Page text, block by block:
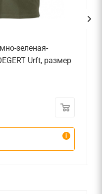
зеленая-
Urft, размер